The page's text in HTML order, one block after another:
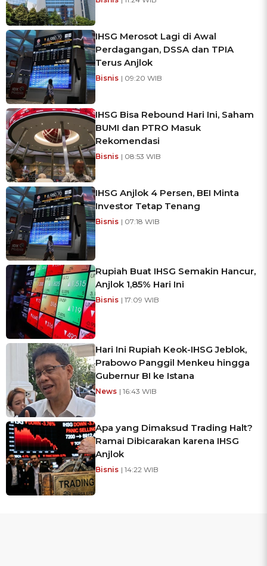
IHSG Merosot Lagi di Awal
Perdagangan, DSSA dan TPIA
Terus Anjlok
Bisnis | 09:20 WIB
IHSG Bisa Rebound Hari Ini, Saham
BUMI dan PTRO Masuk
Rekomendasi
Bisnis | 08:53 WIB
IHSG Anjlok 4 Persen, BEI Minta
Investor Tetap Tenang
Bisnis | 07:18 WIB
Rupiah Buat IHSG Semakin Hancur,
Anjlok 1,85% Hari Ini
Bisnis | 17:09 WIB
Hari Ini Rupiah Keok-IHSG Jeblok,
Prabowo Panggil Menkeu hingga
Gubernur BI ke Istana
News | 16:43 WIB
Apa yang Dimaksud Trading Halt?
Ramai Dibicarakan karena IHSG
Anjlok
Bisnis | 14:22 WIB